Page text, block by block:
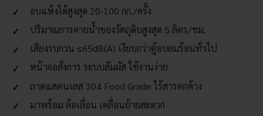
อบแห้งได้สูงสุด 20-100 กก./ครั้ง
ปริมาณการคายน้ำของวัตถุดิบสูงสุด 5 ลิตร/ชม.
เสียงรบกวน ≤65dB(A) เงียบกว่าตู้อบลมร้อนทั่วไป
หน้าจอสั่งการ ระบบสัมผัส ใช้งานง่าย
ถาดแสตนเลส 304 Food Grade ไร้สารตกค้าง
มาพร้อม ล้อเลื่อน เคลื่อนย้ายสะดวก